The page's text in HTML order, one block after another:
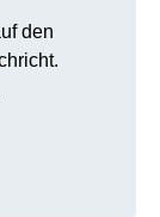
den